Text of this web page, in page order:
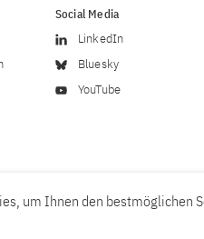
Social Media
LinkedIn
Bluesky
YouTube
um Ihnen den